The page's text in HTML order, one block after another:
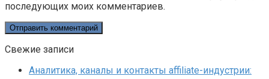
последующих моих комментариев.
Свежие записи
Аналитика, каналы и контакты affiliate-индустрии: